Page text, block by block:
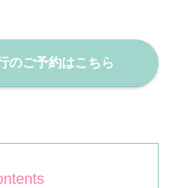
ご予約はこちら